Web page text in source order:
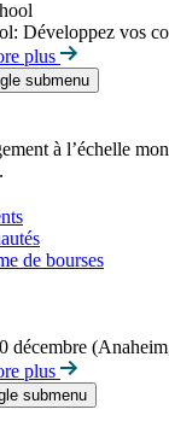
Développez vos
plus
submenu
à l’échelle
de bourses
décembre
plus
submenu